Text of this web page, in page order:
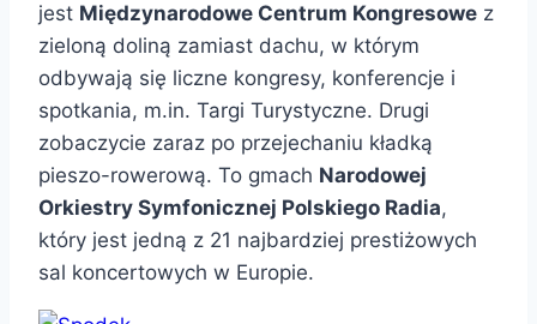
jest Międzynarodowe Centrum Kongresowe z
zieloną doliną zamiast dachu, w którym
odbywają się liczne kongresy, konferencje i
spotkania, m.in. Targi Turystyczne. Drugi
zobaczycie zaraz po przejechaniu kładką
pieszo-rowerową. To gmach Narodowej
Orkiestry Symfonicznej Polskiego Radia,
który jest jedną z 21 najbardziej prestiżowych
sal koncertowych w Europie.